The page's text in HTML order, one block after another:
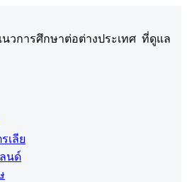
วการศึกษาต่อต่างประเทศ ที่ดูแล
เลีย
นด์